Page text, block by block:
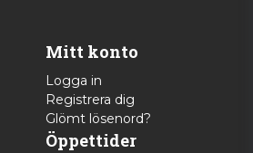
Mitt konto
Logga in
Registrera dig
Glömt lösenord?
Öppettider